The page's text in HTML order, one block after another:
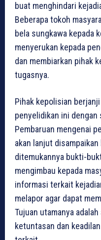
buat menghindari
Beberapa tokoh
bela sungkawa kepada
menyerukan kepada
dan membiarkan pihak
tugasnya.
Pihak kepolisian
penyelidikan ini
Pembaruan mengenai
akan lanjut
ditemukannya bukti-
mengimbau kepada
informasi terkait
melapor agar dapat
Tujuan utamanya
ketuntasan dan